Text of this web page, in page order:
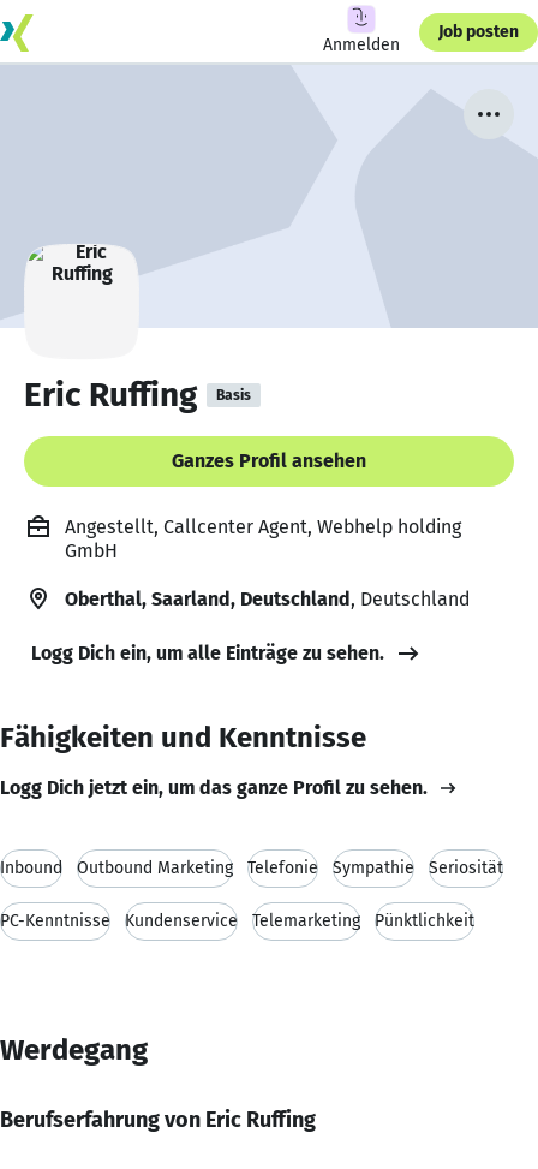
Anmelden
Job posten
Eric Ruffing Basis
Ganzes Profil ansehen
Angestellt, Callcenter Agent, Webhelp holding
GmbH
Oberthal, Saarland, Deutschland, Deutschland
Logg Dich ein, um alle Einträge zu sehen.
Fähigkeiten und Kenntnisse
Logg Dich jetzt ein, um das ganze Profil zu sehen.
Inbound Outbound Marketing Telefonie Sympathie Seriosität
PC-Kenntnisse Kundenservice Telemarketing Pünktlichkeit
Werdegang
Berufserfahrung von Eric Ruffing